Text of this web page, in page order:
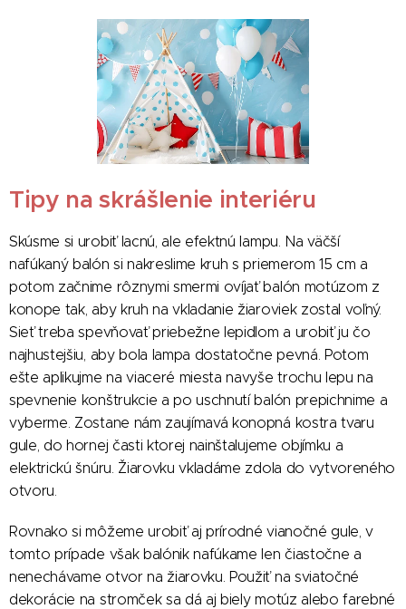
Tipy na skrášlenie interiéru
Skúsme si urobiť lacnú, ale efektnú lampu. Na väčší
nafúkaný balón si nakreslime kruh s priemerom 15 cm a
potom začnime rôznymi smermi ovíjať balón motúzom z
konope tak, aby kruh na vkladanie žiaroviek zostal voľný.
Sieť treba spevňovať priebežne lepidlom a urobiť ju čo
najhustejšiu, aby bola lampa dostatočne pevná. Potom
ešte aplikujme na viaceré miesta navyše trochu lepu na
spevnenie konštrukcie a po uschnutí balón prepichnime a
vyberme. Zostane nám zaujímavá konopná kostra tvaru
gule, do hornej časti ktorej nainštalujeme objímku a
elektrickú šnúru. Žiarovku vkladáme zdola do vytvoreného
otvoru.
Rovnako si môžeme urobiť aj prírodné vianočné gule, v
tomto prípade však balónik nafúkame len čiastočne a
nenechávame otvor na žiarovku. Použiť na sviatočné
dekorácie na stromček sa dá aj biely motúz alebo farebné